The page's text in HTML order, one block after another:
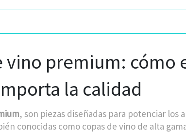
vino premium: cómo
la calidad
, son piezas diseñadas para potenciar los
conocidas como copas de vino de alta